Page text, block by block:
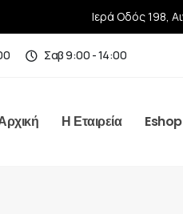
Ιερά Οδός 198,
Σαβ 9:00 - 14:00
Η Εταιρεία Eshop